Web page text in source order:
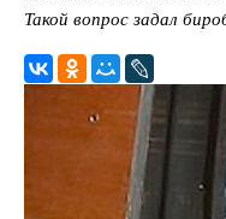
Такой вопрос задал